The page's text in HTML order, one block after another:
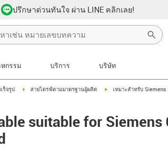
ปรึกษาด่วนทันใจ ผ่าน LINE คลิกเลย!
กรรม บริการ บริษัท
right
ร็จรูป igus-icon-arrow-right
สายไดรฟ์ตามมาตรฐานผู้ผลิต igus-icon-arrow-right
เหมาะสำหรับ Siemens
suitable for Siemens